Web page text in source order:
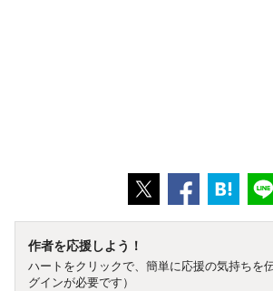
作者を応援しよう！
ハートをクリックで、簡単に応援の気持ちを
グインが必要です）